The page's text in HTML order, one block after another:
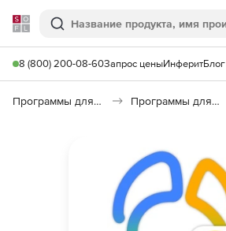
Softline
Поиск
8 (800) 200-08-60Запрос ценыИнферитБлог
Программы для программирования Программы для работы с базами данных